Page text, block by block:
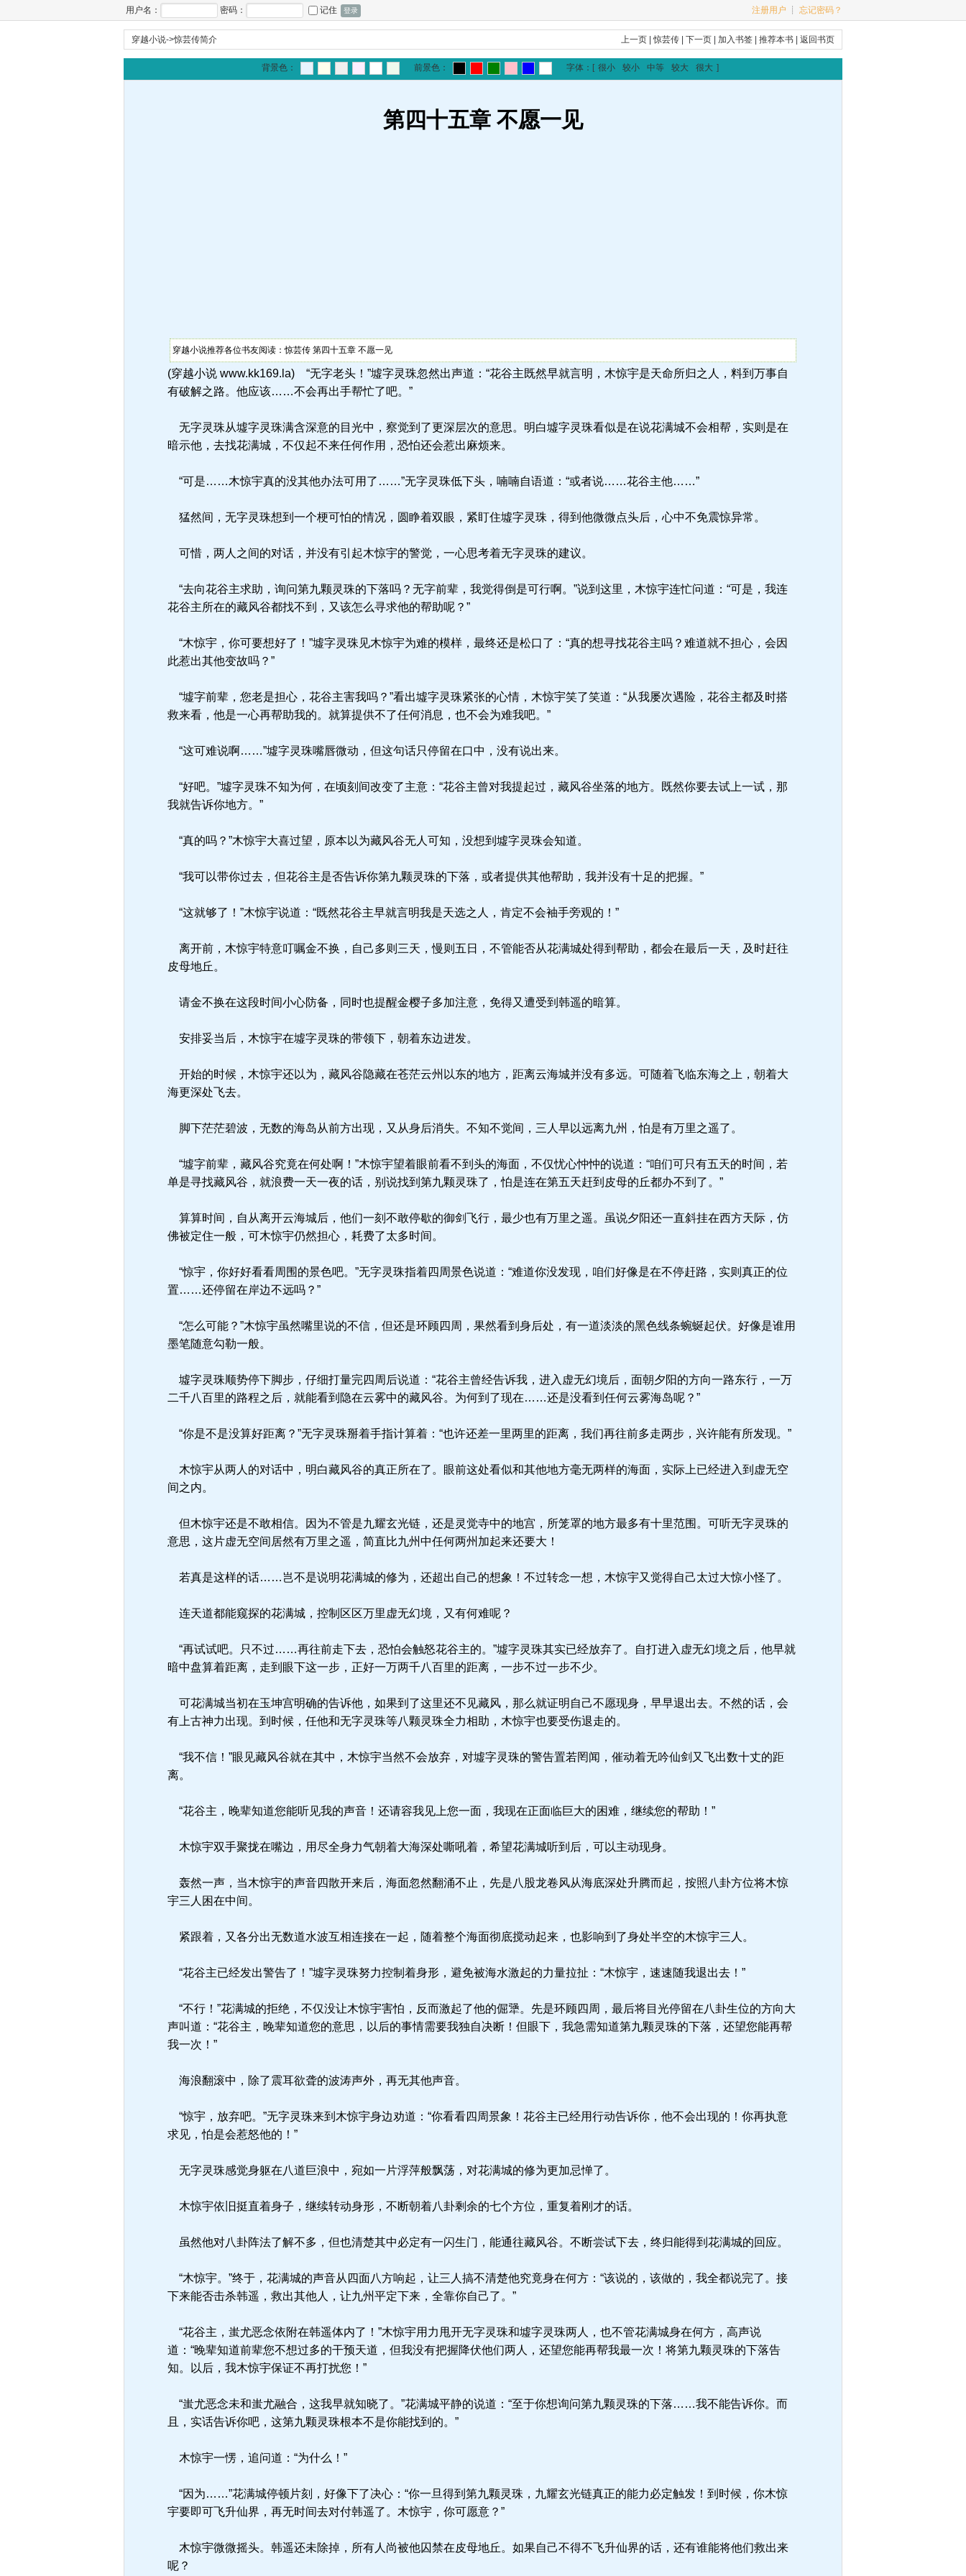
用户名： 密码： 记住 注册用户 ┊ 忘记密码？
穿越小说->惊芸传简介 上一页 |惊芸传 |下一页 |加入书签 |推荐本书 |返回书页
背景色： 前景色： 字体： [ 很小 较小 中等 较大 很大 ]
第四十五章 不愿一见
穿越小说推荐各位书友阅读：惊芸传 第四十五章 不愿一见
(穿越小说 www.kk169.la) “无字老头！”墟字灵珠忽然出声道：“花谷主既然早就言明，木惊宇是天命所归之人，料到万事自
有破解之路。他应该……不会再出手帮忙了吧。”
无字灵珠从墟字灵珠满含深意的目光中，察觉到了更深层次的意思。明白墟字灵珠看似是在说花满城不会相帮，实则是在
暗示他，去找花满城，不仅起不来任何作用，恐怕还会惹出麻烦来。
“可是……木惊宇真的没其他办法可用了……”无字灵珠低下头，喃喃自语道：“或者说……花谷主他……”
猛然间，无字灵珠想到一个梗可怕的情况，圆睁着双眼，紧盯住墟字灵珠，得到他微微点头后，心中不免震惊异常。
可惜，两人之间的对话，并没有引起木惊宇的警觉，一心思考着无字灵珠的建议。
“去向花谷主求助，询问第九颗灵珠的下落吗？无字前辈，我觉得倒是可行啊。”说到这里，木惊宇连忙问道：“可是，我连
花谷主所在的藏风谷都找不到，又该怎么寻求他的帮助呢？”
“木惊宇，你可要想好了！”墟字灵珠见木惊宇为难的模样，最终还是松口了：“真的想寻找花谷主吗？难道就不担心，会因
此惹出其他变故吗？”
“墟字前辈，您老是担心，花谷主害我吗？”看出墟字灵珠紧张的心情，木惊宇笑了笑道：“从我屡次遇险，花谷主都及时搭
救来看，他是一心再帮助我的。就算提供不了任何消息，也不会为难我吧。”
“这可难说啊……”墟字灵珠嘴唇微动，但这句话只停留在口中，没有说出来。
“好吧。”墟字灵珠不知为何，在顷刻间改变了主意：“花谷主曾对我提起过，藏风谷坐落的地方。既然你要去试上一试，那
我就告诉你地方。”
“真的吗？”木惊宇大喜过望，原本以为藏风谷无人可知，没想到墟字灵珠会知道。
“我可以带你过去，但花谷主是否告诉你第九颗灵珠的下落，或者提供其他帮助，我并没有十足的把握。”
“这就够了！”木惊宇说道：“既然花谷主早就言明我是天选之人，肯定不会袖手旁观的！”
离开前，木惊宇特意叮嘱金不换，自己多则三天，慢则五日，不管能否从花满城处得到帮助，都会在最后一天，及时赶往
皮母地丘。
请金不换在这段时间小心防备，同时也提醒金樱子多加注意，免得又遭受到韩遥的暗算。
安排妥当后，木惊宇在墟字灵珠的带领下，朝着东边进发。
开始的时候，木惊宇还以为，藏风谷隐藏在苍茫云州以东的地方，距离云海城并没有多远。可随着飞临东海之上，朝着大
海更深处飞去。
脚下茫茫碧波，无数的海岛从前方出现，又从身后消失。不知不觉间，三人早以远离九州，怕是有万里之遥了。
“墟字前辈，藏风谷究竟在何处啊！”木惊宇望着眼前看不到头的海面，不仅忧心忡忡的说道：“咱们可只有五天的时间，若
单是寻找藏风谷，就浪费一天一夜的话，别说找到第九颗灵珠了，怕是连在第五天赶到皮母的丘都办不到了。”
算算时间，自从离开云海城后，他们一刻不敢停歇的御剑飞行，最少也有万里之遥。虽说夕阳还一直斜挂在西方天际，仿
佛被定住一般，可木惊宇仍然担心，耗费了太多时间。
“惊宇，你好好看看周围的景色吧。”无字灵珠指着四周景色说道：“难道你没发现，咱们好像是在不停赶路，实则真正的位
置……还停留在岸边不远吗？”
“怎么可能？”木惊宇虽然嘴里说的不信，但还是环顾四周，果然看到身后处，有一道淡淡的黑色线条蜿蜒起伏。好像是谁用
墨笔随意勾勒一般。
墟字灵珠顺势停下脚步，仔细打量完四周后说道：“花谷主曾经告诉我，进入虚无幻境后，面朝夕阳的方向一路东行，一万
二千八百里的路程之后，就能看到隐在云雾中的藏风谷。为何到了现在……还是没看到任何云雾海岛呢？”
“你是不是没算好距离？”无字灵珠掰着手指计算着：“也许还差一里两里的距离，我们再往前多走两步，兴许能有所发现。”
木惊宇从两人的对话中，明白藏风谷的真正所在了。眼前这处看似和其他地方毫无两样的海面，实际上已经进入到虚无空
间之内。
但木惊宇还是不敢相信。因为不管是九耀玄光链，还是灵觉寺中的地宫，所笼罩的地方最多有十里范围。可听无字灵珠的
意思，这片虚无空间居然有万里之遥，简直比九州中任何两州加起来还要大！
若真是这样的话……岂不是说明花满城的修为，还超出自己的想象！不过转念一想，木惊宇又觉得自己太过大惊小怪了。
连天道都能窥探的花满城，控制区区万里虚无幻境，又有何难呢？
“再试试吧。只不过……再往前走下去，恐怕会触怒花谷主的。”墟字灵珠其实已经放弃了。自打进入虚无幻境之后，他早就
暗中盘算着距离，走到眼下这一步，正好一万两千八百里的距离，一步不过一步不少。
可花满城当初在玉坤宫明确的告诉他，如果到了这里还不见藏风，那么就证明自己不愿现身，早早退出去。不然的话，会
有上古神力出现。到时候，任他和无字灵珠等八颗灵珠全力相助，木惊宇也要受伤退走的。
“我不信！”眼见藏风谷就在其中，木惊宇当然不会放弃，对墟字灵珠的警告置若罔闻，催动着无吟仙剑又飞出数十丈的距
离。
“花谷主，晚辈知道您能听见我的声音！还请容我见上您一面，我现在正面临巨大的困难，继续您的帮助！”
木惊宇双手聚拢在嘴边，用尽全身力气朝着大海深处嘶吼着，希望花满城听到后，可以主动现身。
轰然一声，当木惊宇的声音四散开来后，海面忽然翻涌不止，先是八股龙卷风从海底深处升腾而起，按照八卦方位将木惊
宇三人困在中间。
紧跟着，又各分出无数道水波互相连接在一起，随着整个海面彻底搅动起来，也影响到了身处半空的木惊宇三人。
“花谷主已经发出警告了！”墟字灵珠努力控制着身形，避免被海水激起的力量拉扯：“木惊宇，速速随我退出去！”
“不行！”花满城的拒绝，不仅没让木惊宇害怕，反而激起了他的倔犟。先是环顾四周，最后将目光停留在八卦生位的方向大
声叫道：“花谷主，晚辈知道您的意思，以后的事情需要我独自决断！但眼下，我急需知道第九颗灵珠的下落，还望您能再帮
我一次！”
海浪翻滚中，除了震耳欲聋的波涛声外，再无其他声音。
“惊宇，放弃吧。”无字灵珠来到木惊宇身边劝道：“你看看四周景象！花谷主已经用行动告诉你，他不会出现的！你再执意
求见，怕是会惹怒他的！”
无字灵珠感觉身躯在八道巨浪中，宛如一片浮萍般飘荡，对花满城的修为更加忌惮了。
木惊宇依旧挺直着身子，继续转动身形，不断朝着八卦剩余的七个方位，重复着刚才的话。
虽然他对八卦阵法了解不多，但也清楚其中必定有一闪生门，能通往藏风谷。不断尝试下去，终归能得到花满城的回应。
“木惊宇。”终于，花满城的声音从四面八方响起，让三人搞不清楚他究竟身在何方：“该说的，该做的，我全都说完了。接
下来能否击杀韩遥，救出其他人，让九州平定下来，全靠你自己了。”
“花谷主，蚩尤恶念依附在韩遥体内了！”木惊宇用力甩开无字灵珠和墟字灵珠两人，也不管花满城身在何方，高声说
道：“晚辈知道前辈您不想过多的干预天道，但我没有把握降伏他们两人，还望您能再帮我最一次！将第九颗灵珠的下落告
知。以后，我木惊宇保证不再打扰您！”
“蚩尤恶念未和蚩尤融合，这我早就知晓了。”花满城平静的说道：“至于你想询问第九颗灵珠的下落……我不能告诉你。而
且，实话告诉你吧，这第九颗灵珠根本不是你能找到的。”
木惊宇一愣，追问道：“为什么！”
“因为……”花满城停顿片刻，好像下了决心：“你一旦得到第九颗灵珠，九耀玄光链真正的能力必定触发！到时候，你木惊
宇要即可飞升仙界，再无时间去对付韩遥了。木惊宇，你可愿意？”
木惊宇微微摇头。韩遥还未除掉，所有人尚被他囚禁在皮母地丘。如果自己不得不飞升仙界的话，还有谁能将他们救出来
呢？